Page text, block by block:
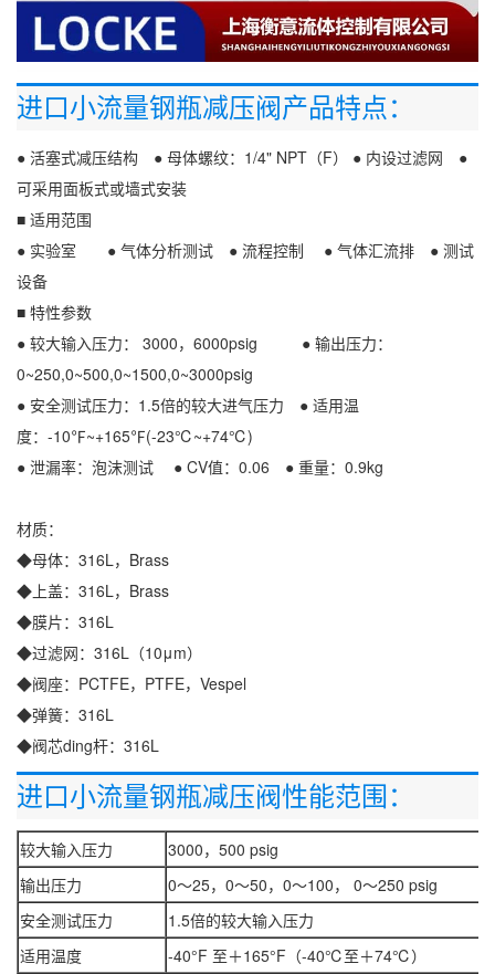
进口小流量钢瓶减压阀产品特点：
● 活塞式减压结构 ● 母体螺纹：1/4" NPT（F） ● 内设过滤网 ●
可采用面板式或墙式安装
■ 适用范围
● 实验室 ● 气体分析测试 ● 流程控制 ● 气体汇流排 ● 测试
设备
■ 特性参数
● 较大输入压力： 3000，6000psig ● 输出压力：
0~250,0~500,0~1500,0~3000psig
● 安全测试压力：1.5倍的较大进气压力 ● 适用温
度：-10℉~+165℉(-23℃~+74℃)
● 泄漏率：泡沫测试 ● CV值：0.06 ● 重量：0.9kg
材质：
◆母体：316L，Brass
◆上盖：316L，Brass
◆膜片：316L
◆过滤网：316L（10μm）
◆阀座：PCTFE，PTFE，Vespel
◆弹簧：316L
◆阀芯ding杆：316L
进口小流量钢瓶减压阀性能范围：
较大输入压力
3000，500 psig
输出压力
0～25，0～50，0～100， 0～250 psig
安全测试压力
1.5倍的较大输入压力
适用温度
-40°F 至＋165°F（-40℃至＋74℃）